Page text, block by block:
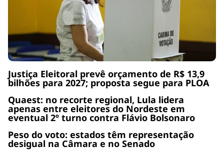
Justiça Eleitoral prevê orçamento de R$ 13,9
bilhões para 2027; proposta segue para PLOA
Quaest: no recorte regional, Lula lidera
apenas entre eleitores do Nordeste em
eventual 2º turno contra Flávio Bolsonaro
Peso do voto: estados têm representação
desigual na Câmara e no Senado